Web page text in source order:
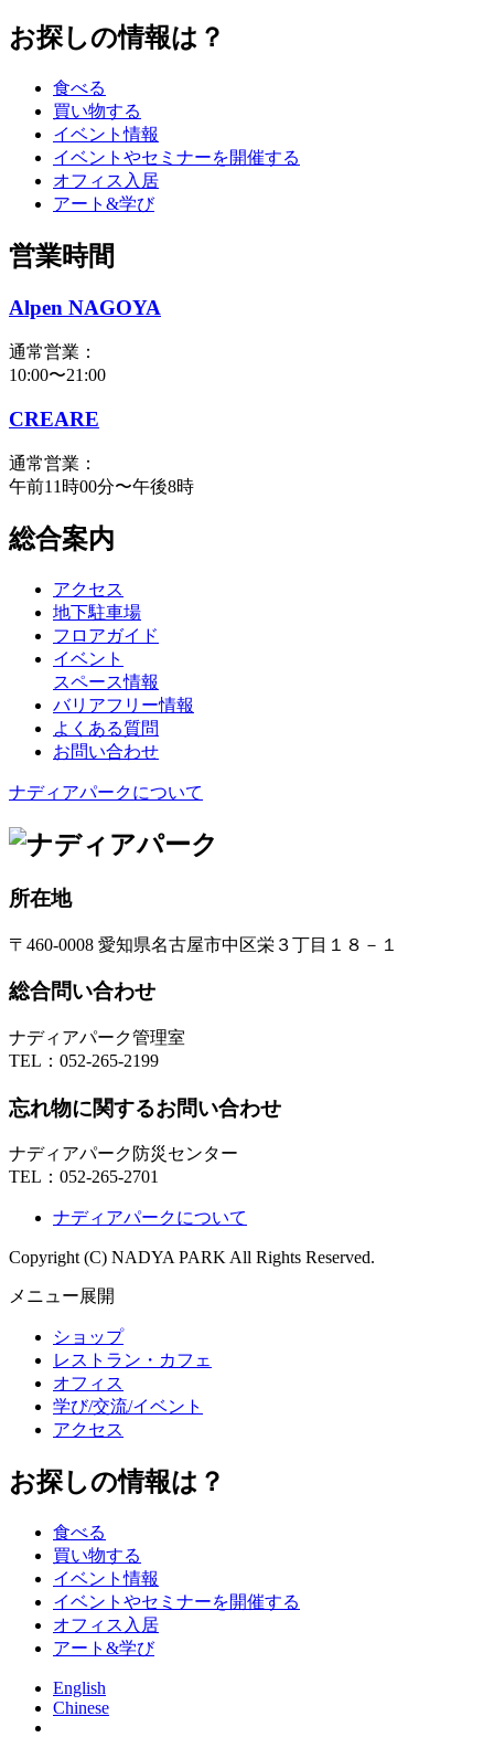
お探しの情報は？
食べる
買い物する
イベント情報
イベントやセミナーを開催する
オフィス入居
アート&学び
営業時間
Alpen NAGOYA
通常営業：
10:00〜21:00
CREARE
通常営業：
午前11時00分〜午後8時
総合案内
アクセス
地下駐車場
フロアガイド
イベント
スペース情報
バリアフリー情報
よくある質問
お問い合わせ
ナディアパークについて
所在地
〒460-0008 愛知県名古屋市中区栄３丁目１８－１
総合問い合わせ
ナディアパーク管理室
TEL： 052-265-2199
忘れ物に関するお問い合わせ
ナディアパーク防災センター
TEL： 052-265-2701
ナディアパークについて
Copyright (C) NADYA PARK All Rights Reserved.
メニュー展開
ショップ
レストラン・カフェ
オフィス
学び/交流/イベント
アクセス
お探しの情報は？
食べる
買い物する
イベント情報
イベントやセミナーを開催する
オフィス入居
アート&学び
English
Chinese